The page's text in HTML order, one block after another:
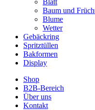
Blatt
Baum und
Blume
Wetter
Gebäckring
Spritztüllen
Bakformen
Display
Shop
B2B-Bereich
Über uns
Kontakt